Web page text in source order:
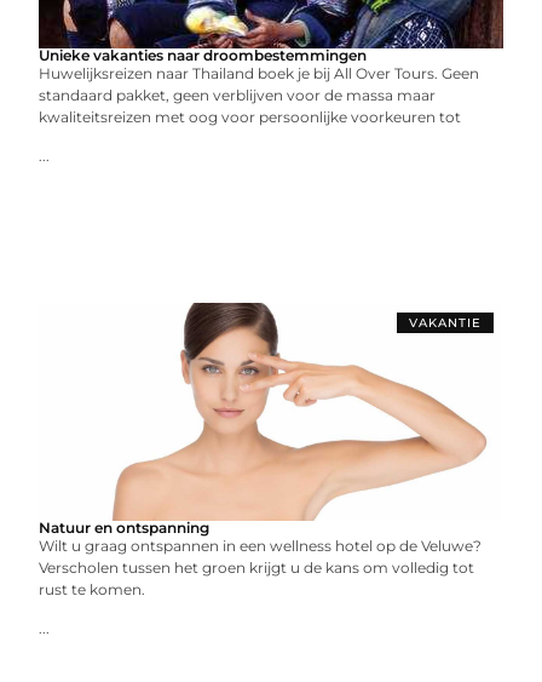
Unieke vakanties naar droombestemmingen
Huwelijksreizen naar Thailand boek je bij All Over Tours. Geen
standaard pakket, geen verblijven voor de massa maar
kwaliteitsreizen met oog voor persoonlijke voorkeuren tot
...
VAKANTIE
Natuur en ontspanning
Wilt u graag ontspannen in een wellness hotel op de Veluwe?
Verscholen tussen het groen krijgt u de kans om volledig tot
rust te komen.
...